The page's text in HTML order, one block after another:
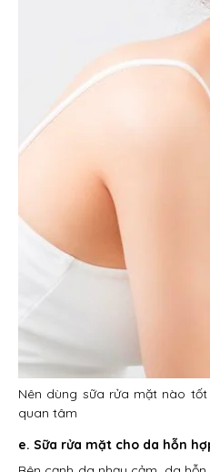
Nên dùng sữa rửa mặt nào
quan tâm
e. Sữa rửa mặt cho da hỗn